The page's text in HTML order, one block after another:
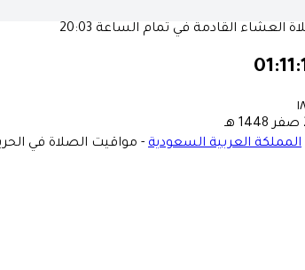
العشاء القادمة في تمام الساعة 20:03
المملكة العربية السعودية - مواقيت الصلاة في